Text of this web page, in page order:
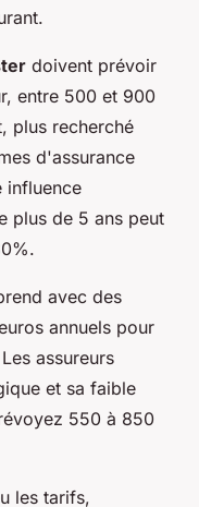
doivent prévoir
entre 500 et 900
plus recherché
d'assurance
influence
plus de 5 ans peut
avec des
annuels pour
assureurs
et sa faible
550 à 850
les tarifs,